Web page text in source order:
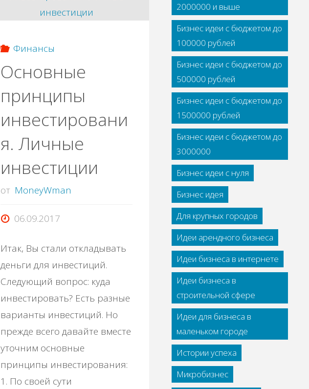
Финансы
Основные
принципы
инвестировани
я. Личные
инвестиции
от MoneyWman
06.09.2017
Итак, Вы стали откладывать
деньги для инвестиций.
Следующий вопрос: куда
инвестировать? Есть разные
варианты инвестиций. Но
прежде всего давайте вместе
уточним основные
принципы инвестирования:
1. По своей сути
2000000 и выше
Бизнес идеи с бюджетом до
100000 рублей
Бизнес идеи с бюджетом до
500000 рублей
Бизнес идеи с бюджетом до
1500000 рублей
Бизнес идеи с бюджетом до
3000000
Бизнес идеи с нуля
Бизнес идея
Для крупных городов
Идеи арендного бизнеса
Идеи бизнеса в интернете
Идеи бизнеса в
строительной сфере
Идеи для бизнеса в
маленьком городе
Истории успеха
Микробизнес